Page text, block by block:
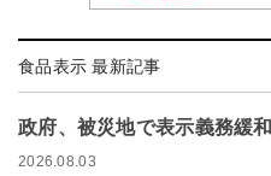
食品表示 最新記事
政府、被災地で表示義務緩和
2026.08.03